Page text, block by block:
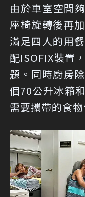
由於車室空間
座椅旋轉後再
滿足四人的用
配ISOFIX裝置
題。同時廚房
個70公升冰箱
需要攜帶的食